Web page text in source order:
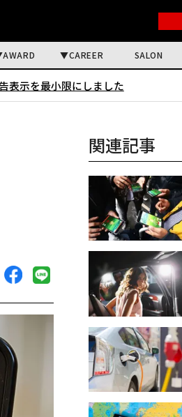
AWARD CAREER SALON
表示を最小限にしました
関連記事